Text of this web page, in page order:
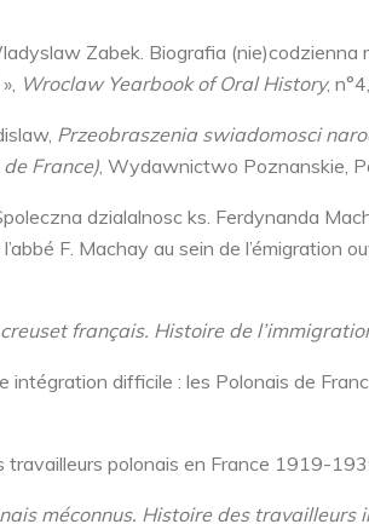
Zabek. Biografia
Wroclaw Yearbook of Oral History,
Przeobraszenia swiadomosci
France), Wydawnictwo Poznanskie,
dzialalnosc ks. Ferdynanda
l’abbé F. Machay au sein de
français. Histoire de
intégration difficile : les Polonais de
travailleurs polonais en France 1919-
méconnus. Histoire des travailleurs